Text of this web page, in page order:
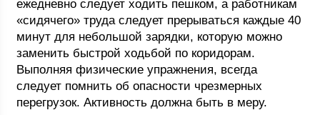
ежедневно следует ходить пешком, а работникам
«сидячего» труда следует прерываться каждые 40
минут для небольшой зарядки, которую можно
заменить быстрой ходьбой по коридорам.
Выполняя физические упражнения, всегда
следует помнить об опасности чрезмерных
перегрузок. Активность должна быть в меру.